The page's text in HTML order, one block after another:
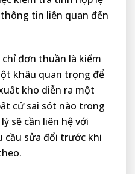
tin liên quan đến
đơn thuần là kiểm
khâu quan trọng để
kho diễn ra một
cứ sai sót nào trong
sẽ cần liên hệ với
cầu sửa đổi trước khi